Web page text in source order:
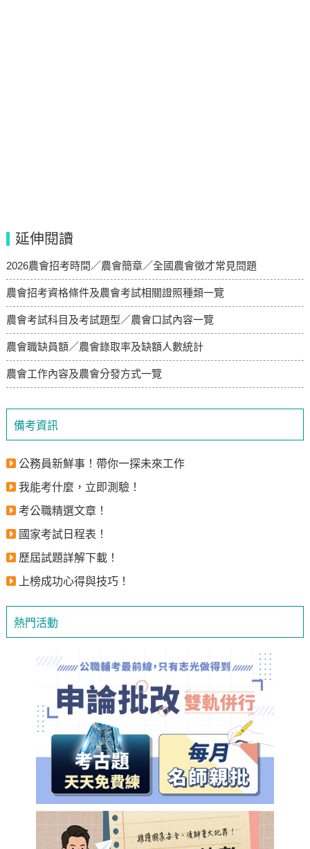
備考資訊
公務員新鮮事！帶你一探未來工作
我能考什麼，立即測驗！
考公職精選文章！
國家考試日程表！
歷屆試題詳解下載！
上榜成功心得與技巧！
熱門活動
延伸閱讀
2026農會招考時間／農會簡章／全國農會徵才常見問題
農會招考資格條件及農會考試相關證照種類一覽
農會考試科目及考試題型／農會口試內容一覽
農會職缺員額／農會錄取率及缺額人數統計
農會工作內容及農會分發方式一覽